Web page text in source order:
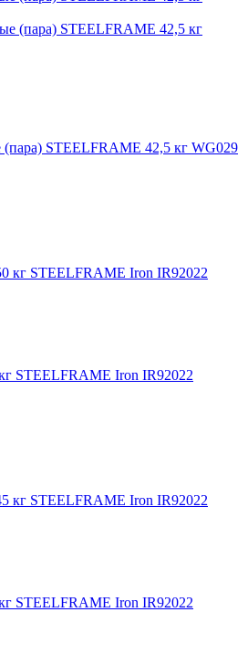
(пара) STEELFRAME 42,5 кг WG029
STEELFRAME Iron IR92022
STEELFRAME Iron IR92022